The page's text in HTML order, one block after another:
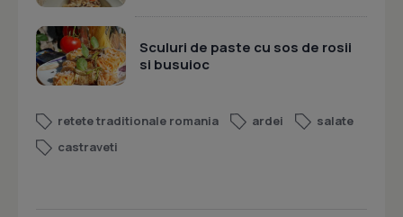
Sculuri de paste cu sos de rosii
si busuioc
retete traditionale romania ardei
salate
castraveti